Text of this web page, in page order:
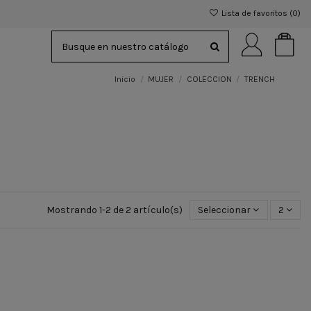
Lista de favoritos (0)
Inicio MUJER COLECCION TRENCH
Mostrando 1-2 de 2 artículo(s) Seleccionar 2